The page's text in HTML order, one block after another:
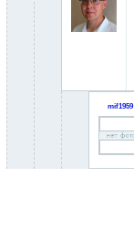
mif1959